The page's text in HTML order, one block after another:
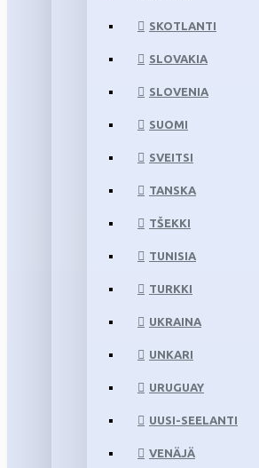
SKOTLANTI
SLOVAKIA
SLOVENIA
SUOMI
SVEITSI
TANSKA
TŠEKKI
TUNISIA
TURKKI
UKRAINA
UNKARI
URUGUAY
UUSI-SEELANTI
VENÄJÄ